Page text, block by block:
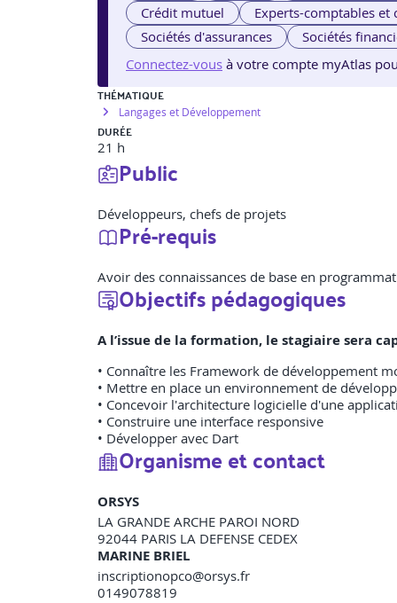
Crédit mutuel
Experts-comptables et
Sociétés d'assurances
Sociétés
Connectez-vous à votre compte myAtlas
THÉMATIQUE
Langages et Développement
DURÉE
21 h
Public
Développeurs, chefs de projets
Pré-requis
Avoir des connaissances de base en
Objectifs pédagogiques
A l’issue de la formation, le stagiaire sera
• Connaître les Framework de développement
• Mettre en place un environnement de
• Concevoir l'architecture logicielle d'une
• Construire une interface responsive
• Développer avec Dart
Organisme et contact
ORSYS
LA GRANDE ARCHE PAROI NORD
92044 PARIS LA DEFENSE CEDEX
MARINE BRIEL
inscriptionopco@orsys.fr
0149078819